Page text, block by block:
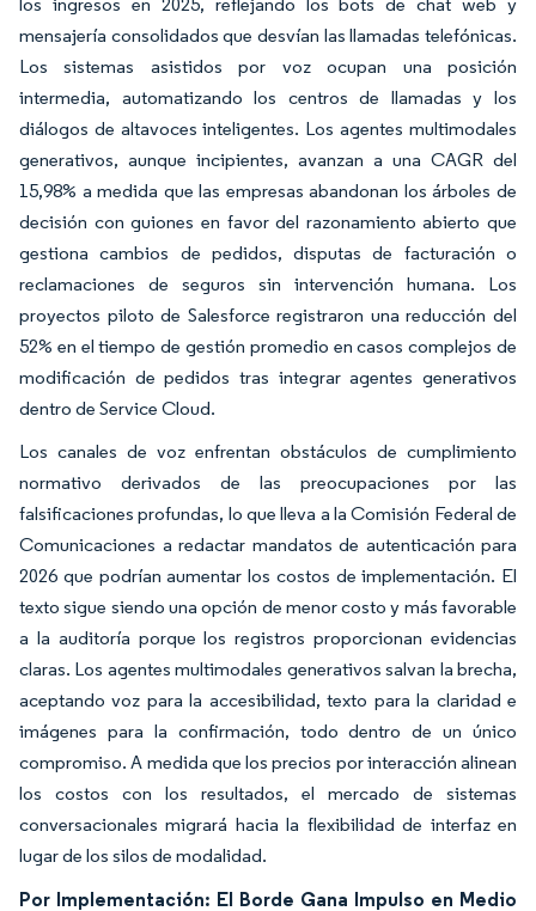
mensajería consolidados que desvían las llamadas telefónicas.
Los sistemas asistidos por voz ocupan una posición
intermedia, automatizando los centros de llamadas y los
diálogos de altavoces inteligentes. Los agentes multimodales
generativos, aunque incipientes, avanzan a una CAGR del
15,98% a medida que las empresas abandonan los árboles de
decisión con guiones en favor del razonamiento abierto que
gestiona cambios de pedidos, disputas de facturación o
reclamaciones de seguros sin intervención humana. Los
proyectos piloto de Salesforce registraron una reducción del
52% en el tiempo de gestión promedio en casos complejos de
modificación de pedidos tras integrar agentes generativos
dentro de Service Cloud.
Los canales de voz enfrentan obstáculos de cumplimiento
normativo derivados de las preocupaciones por las
falsificaciones profundas, lo que lleva a la Comisión Federal de
Comunicaciones a redactar mandatos de autenticación para
2026 que podrían aumentar los costos de implementación. El
texto sigue siendo una opción de menor costo y más favorable
a la auditoría porque los registros proporcionan evidencias
claras. Los agentes multimodales generativos salvan la brecha,
aceptando voz para la accesibilidad, texto para la claridad e
imágenes para la confirmación, todo dentro de un único
compromiso. A medida que los precios por interacción alinean
los costos con los resultados, el mercado de sistemas
conversacionales migrará hacia la flexibilidad de interfaz en
lugar de los silos de modalidad.
Por Implementación: El Borde Gana Impulso en Medio